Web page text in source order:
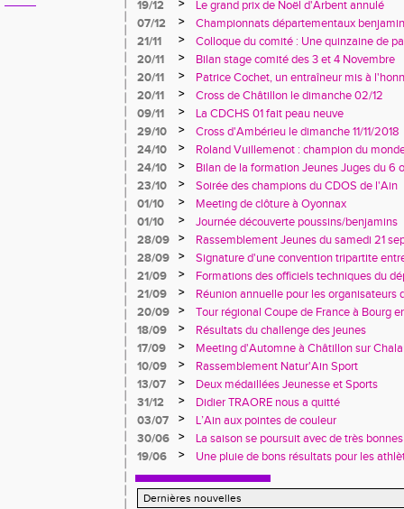
19/12
>
Le grand prix de Noël d'Arbent annulé
07/12
>
Championnats départementaux
21/11
>
Colloque du comité : Une quinzaine de
jaunes
20/11 >
Bilan stage comité des 3 et 4 Novembre
20/11
>
Patrice Cochet, un entraîneur mis à
20/11
>
Cross de Châtillon le dimanche 02/12
09/11
>
La CDCHS 01 fait peau neuve
29/10
>
Cross d'Ambérieu le dimanche 11/11/2018
24/10
>
Roland Vuillemenot : champion du
24/10
>
Bilan de la formation Jeunes Juges du 6
23/10
>
Soirée des champions du CDOS de l'Ain
01/10
>
Meeting de clôture à Oyonnax
01/10
>
Journée découverte poussins/benjamins
28/09
>
Rassemblement Jeunes du samedi 21
28/09
>
Signature d'une convention tripartite
Nationale et l’USEP
21/09 >
Formations des officiels techniques du
21/09
>
Réunion annuelle pour les organisateurs
20/09
>
Tour régional Coupe de France à Bourg
18/09
>
Résultats du challenge des jeunes
17/09
>
Meeting d'Automne à Châtillon sur
10/09
>
Rassemblement Natur'Ain Sport
13/07
>
Deux médaillées Jeunesse et Sports
31/12
>
Didier TRAORE nous a quitté
03/07
>
L’Ain aux pointes de couleur
30/06
>
La saison se poursuit avec de très
athlètes de l’Ain
19/06 > Une pluie de bons résultats pour les